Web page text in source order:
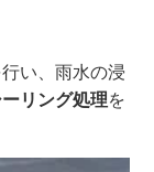
い、雨水の浸
リング処理を